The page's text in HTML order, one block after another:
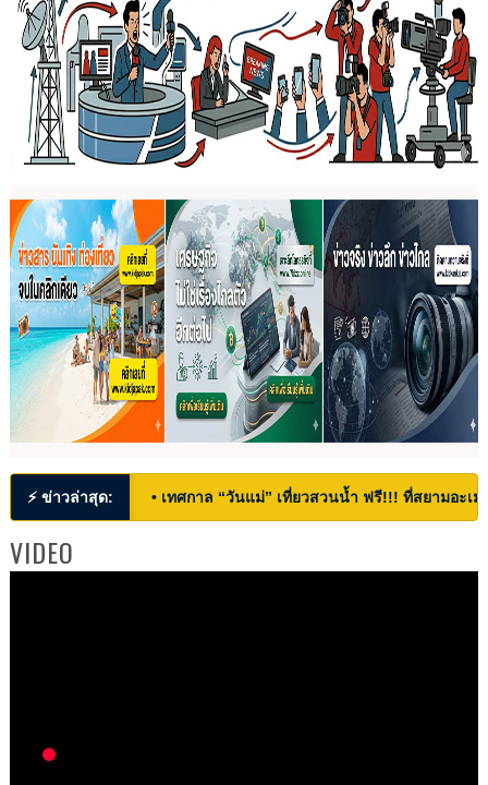
⚡ ข่าวล่าสุด: • เทศกาล “วันแม่” เที่ยวสวนน้ำ ฟรี!!! ที่สยามอะ
VIDEO